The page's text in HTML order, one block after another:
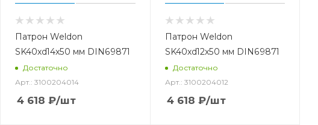
Патрон Weldon
SK40xd14x50 мм DIN69871
Достаточно
Арт.: 3100204014
4 618 ₽/шт
Патрон Weldon
SK40xd12x50 мм DIN69871
Достаточно
Арт.: 3100204012
4 618 ₽/шт